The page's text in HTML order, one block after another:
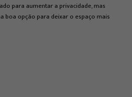
para aumentar a privacidade, mas
boa opção para deixar o espaço mais